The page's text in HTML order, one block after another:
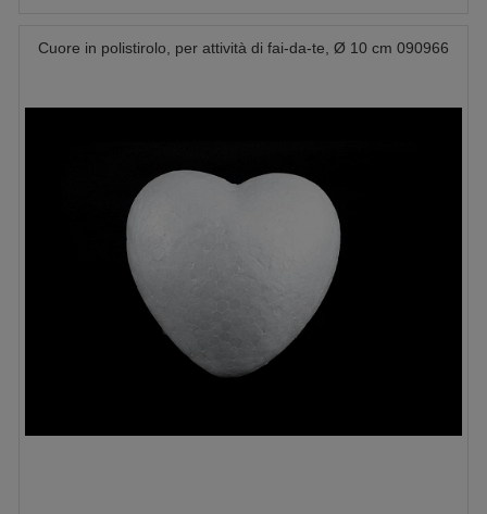
Cuore in polistirolo, per attività di fai-da-te, Ø 10 cm 090966